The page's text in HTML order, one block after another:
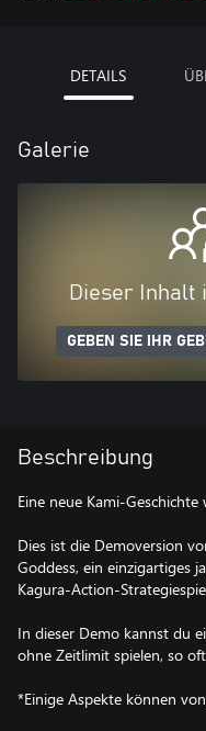
DETAILS
Galerie
Dieser Inhalt
GEBEN SIE IHR
Beschreibung
Eine neue Kami-Geschichte
Dies ist die Demoversion
Goddess, ein einzigartiges
Kagura-Action-
In dieser Demo kannst du
ohne Zeitlimit spielen, so
*Einige Aspekte können